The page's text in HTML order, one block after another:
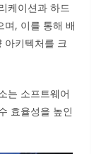
케이션과 하드
며, 이를 통해 배
아키텍처를 크
는 소프트웨어
효율성을 높인